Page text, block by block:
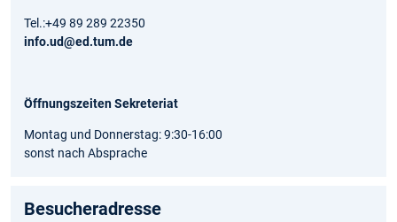
Tel.:+49 89 289 22350
info.ud@ed.tum.de
Öffnungszeiten Sekreteriat
Montag und Donnerstag: 9:30-16:00
sonst nach Absprache
Besucheradresse